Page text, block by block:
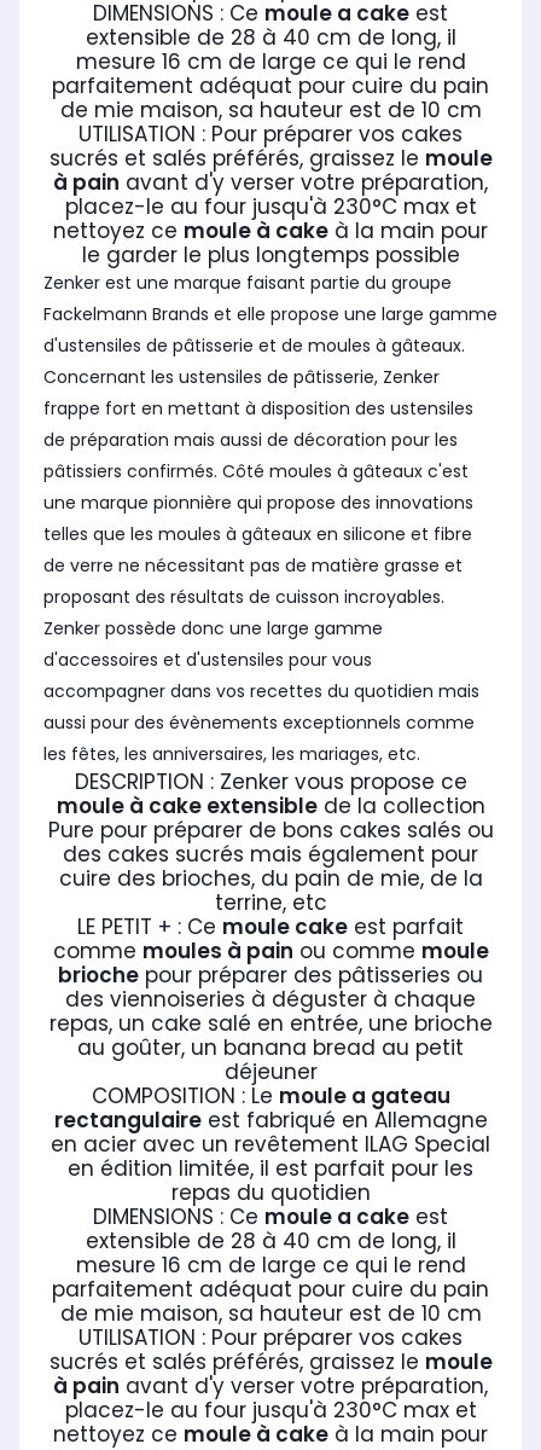
DIMENSIONS : Ce moule a cake est
extensible de 28 à 40 cm de long, il
mesure 16 cm de large ce qui le rend
parfaitement adéquat pour cuire du pain
de mie maison, sa hauteur est de 10 cm
UTILISATION : Pour préparer vos cakes
sucrés et salés préférés, graissez le moule
à pain avant d'y verser votre préparation,
placez-le au four jusqu'à 230°C max et
nettoyez ce moule à cake à la main pour
le garder le plus longtemps possible
Zenker est une marque faisant partie du groupe
Fackelmann Brands et elle propose une large gamme
d'ustensiles de pâtisserie et de moules à gâteaux.
Concernant les ustensiles de pâtisserie, Zenker
frappe fort en mettant à disposition des ustensiles
de préparation mais aussi de décoration pour les
pâtissiers confirmés. Côté moules à gâteaux c'est
une marque pionnière qui propose des innovations
telles que les moules à gâteaux en silicone et fibre
de verre ne nécessitant pas de matière grasse et
proposant des résultats de cuisson incroyables.
Zenker possède donc une large gamme
d'accessoires et d'ustensiles pour vous
accompagner dans vos recettes du quotidien mais
aussi pour des évènements exceptionnels comme
les fêtes, les anniversaires, les mariages, etc.
DESCRIPTION : Zenker vous propose ce
moule à cake extensiblede la collection
Pure pour préparer de bons cakes salés ou
des cakes sucrés mais également pour
cuire des brioches, du pain de mie, de la
terrine, etc
LE PETIT + : Ce moule cake est parfait
comme moules à pain ou comme moule
brioche pour préparer des pâtisseries ou
des viennoiseries à déguster à chaque
repas, un cake salé en entrée, une brioche
au goûter, un banana bread au petit
déjeuner
COMPOSITION : Le moule a gateau
rectangulaireest fabriqué en Allemagne
en acier avec un revêtement ILAG Special
en édition limitée, il est parfait pour les
repas du quotidien
DIMENSIONS : Ce moule a cake est
extensible de 28 à 40 cm de long, il
mesure 16 cm de large ce qui le rend
parfaitement adéquat pour cuire du pain
de mie maison, sa hauteur est de 10 cm
UTILISATION : Pour préparer vos cakes
sucrés et salés préférés, graissez le moule
à pain avant d'y verser votre préparation,
placez-le au four jusqu'à 230°C max et
nettoyez ce moule à cake à la main pour